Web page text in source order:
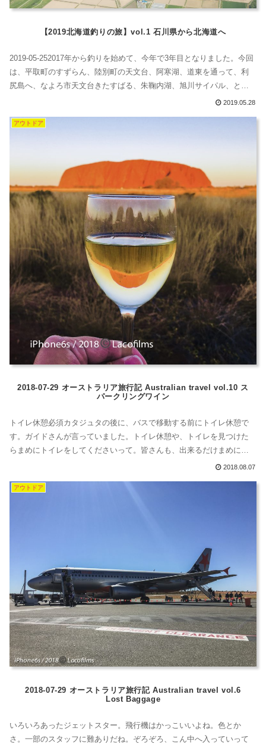
【2019北海道釣りの旅】vol.1 石川県から北海道へ
2019-05-252017年から釣りを始めて、今年で3年目となりました。今回
は、平取町のすずらん、陸別町の天文台、阿寒湖、道東を通って、利
尻島へ、なよろ市天文台きたすばる、朱鞠内湖、旭川サイパル、とい
う予定です。メインは釣りですが、通りすがりに天文台施設や天体を
なんだろう？綺麗だね。
2019.05.28
アウトドア
2018-07-29 オーストラリア旅行記 Australian travel vol.10 ス
パークリングワイン
トイレ休憩必須カタジュタの後に、バスで移動する前にトイレ休憩で
す。ガイドさんが言っていました。トイレ休憩や、トイレを見つけた
らまめにトイレをしてくださいって。皆さんも、出来るだけまめにト
イレをしましょう。トイレが汚いちなみに、ここのトイレめっちゃく
んと。ほんと。ズボン、下ろすときに、気をつけないといけないなっ
2018.08.07
アウトドア
2018-07-29 オーストラリア旅行記 Australian travel vol.6
Lost Baggage
いろいろあったジェットスター。飛行機はかっこいいよね。色とか
さ。一部のスタッフに難ありだね。ぞろぞろ、こん中へ入っていって